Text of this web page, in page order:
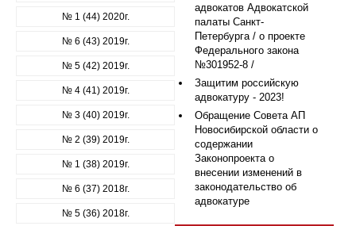
№ 1 (44) 2020г.
№ 6 (43) 2019г.
№ 5 (42) 2019г.
№ 4 (41) 2019г.
№ 3 (40) 2019г.
№ 2 (39) 2019г.
№ 1 (38) 2019г.
№ 6 (37) 2018г.
№ 5 (36) 2018г.
адвокатов Адвокатской
палаты Санкт-
Петербурга / о проекте
Федерального закона
№301952-8 /
Защитим российскую
адвокатуру - 2023!
Обращение Совета АП
Новосибирской области о
содержании
Законопроекта о
внесении изменений в
законодательство об
адвокатуре